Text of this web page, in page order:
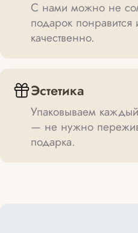
С нами можно не
подарок
качественно.
Эстетика
Упаковываем
— не нужно
подарка.